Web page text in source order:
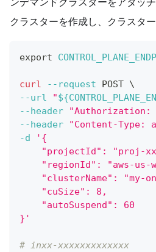
クラスターを作成し、クラスタ
export
curl --request POST \
--url
"
--header
"Authorization:
--header
"Content-Type:
-d
'{
"projectId": "proj-
"regionId": "aws-us-
"clusterName": "my-
    "cuSize": 8,
    "autoSuspend": 60
}'
# inxx-xxxxxxxxxxxxx